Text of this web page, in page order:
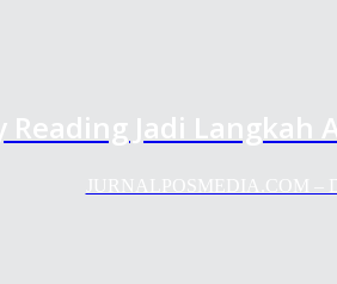
Reading Jadi Langkah
JURNALPOSMEDIA.COM –